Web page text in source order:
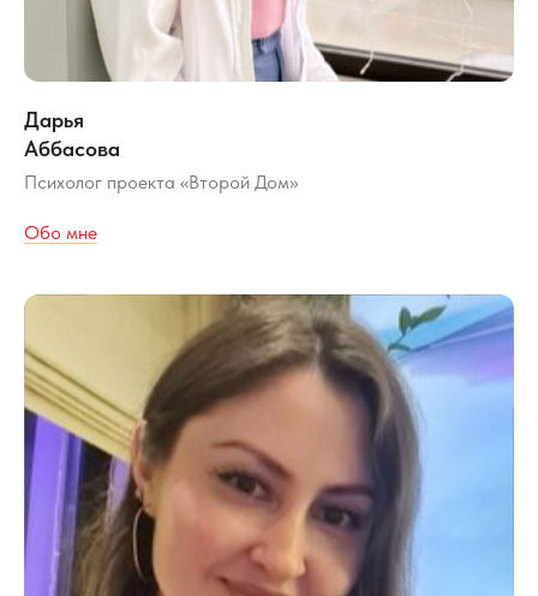
Дарья
Аббасова
Психолог проекта «Второй Дом»
Обо мне